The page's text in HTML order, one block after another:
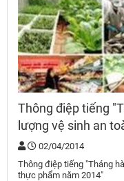
Thông điệp tiếng
lượng vệ sinh an
02/04/2014
Thông điệp tiếng "Tháng
thực phẩm năm 2014"